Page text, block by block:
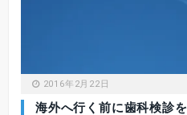
2016年2月22日
海外へ行く前に歯科検診